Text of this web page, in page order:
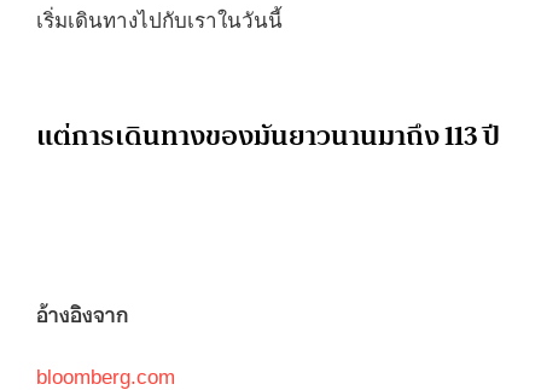
เริ่มเดินทางไปกับเราในวันนี้
แต่การเดินทางของมันยาวนานมาถึง 113 ปี
อ้างอิงจาก
bloomberg.com